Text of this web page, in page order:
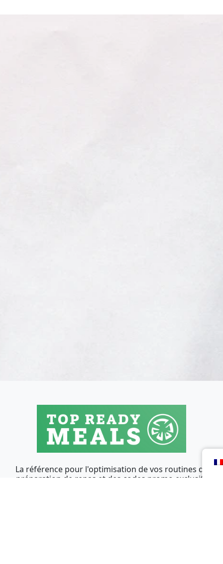
La référence pour l'optimisation de vos routines de
préparation de repas et des codes promo exclusifs